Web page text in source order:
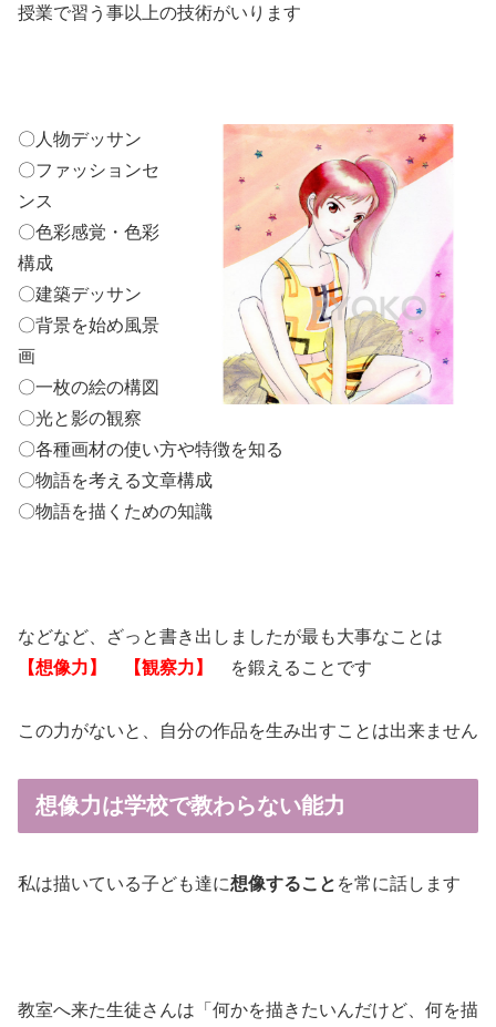
授業で習う事以上の技術がいります
〇人物デッサン
〇ファッションセ
ンス
〇色彩感覚・色彩
構成
〇建築デッサン
〇背景を始め風景
画
〇一枚の絵の構図
〇光と影の観察
〇各種画材の使い方や特徴を知る
〇物語を考える文章構成
〇物語を描くための知識
などなど、ざっと書き出しましたが最も大事なことは
【想像力】 【観察力】
を鍛えることです
この力がないと、自分の作品を生み出すことは出来ません
想像力は学校で教わらない能力
私は描いている子ども達に想像すること を常に話します
教室へ来た生徒さんは「何かを描きたいんだけど、何を描